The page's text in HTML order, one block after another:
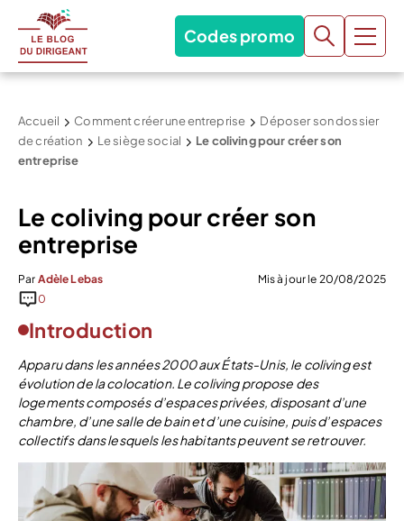
Codes promo
Accueil Comment créer une entreprise
Déposer son dossier
de création
Le siège social
Le coliving pour créer son
entreprise
Le coliving pour créer son
entreprise
Par Adèle Lebas
Mis à jour le 20/08/2025
0
Introduction
Apparu dans les années 2000 aux États-Unis, le coliving est
évolution de la colocation. Le coliving propose des
logements composés d’espaces privées, disposant d’une
chambre, d’une salle de bain et d’une cuisine, puis d’espaces
collectifs dans lesquels les habitants peuvent se retrouver.